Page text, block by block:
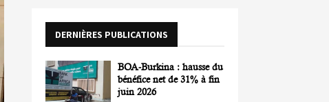
r
H
DERNIÈRES PUBLICATIONS
BOA-Burkina : hausse du
bénéfice net de 31% à fin
juin 2026